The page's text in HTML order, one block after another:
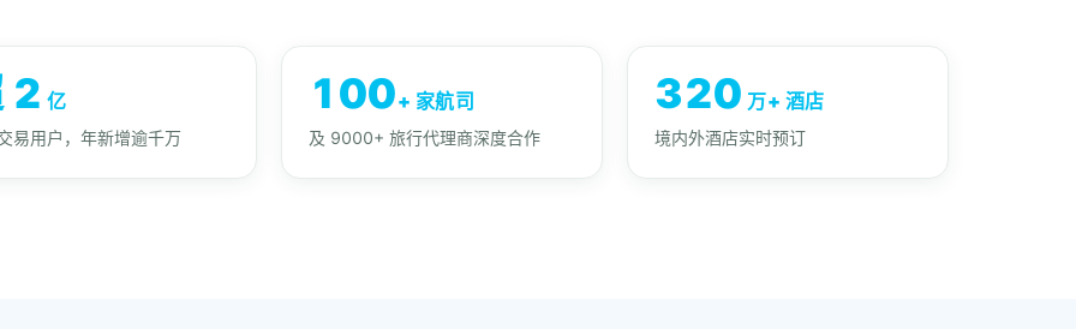
2 亿
易用户，年新增逾千万
100+ 家航司
及 9000+ 旅行代理商深度合作
320 万+ 酒店
境内外酒店实时预订